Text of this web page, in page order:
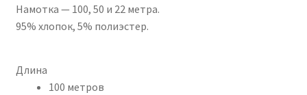
Намотка — 100, 50 и 22 метра.
95% хлопок, 5% полиэстер.
Длина
100 метров